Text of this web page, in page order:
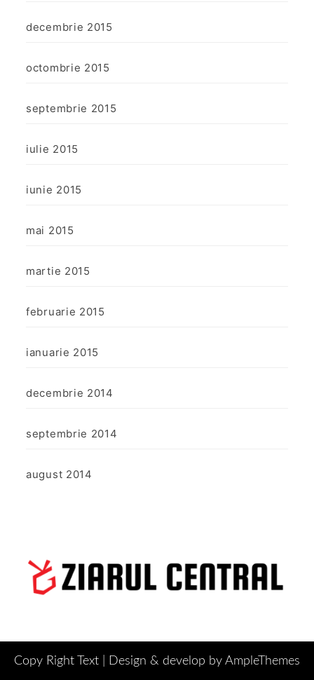
decembrie 2015
octombrie 2015
septembrie 2015
iulie 2015
iunie 2015
mai 2015
martie 2015
februarie 2015
ianuarie 2015
decembrie 2014
septembrie 2014
august 2014
Copy Right Text | Design & develop by AmpleThemes